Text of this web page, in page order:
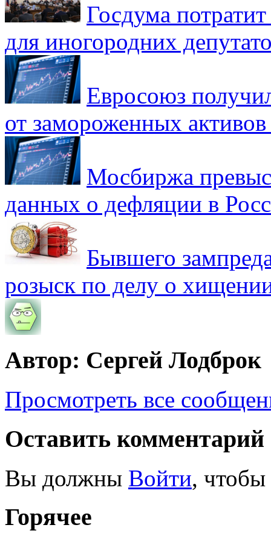
Госдума
для иногородних
Евросоюз
от замороженных
Мосбиржа
данных о дефляции в
Бывшего
розыск по делу о
Автор: Сергей Лодброк
Просмотреть все
Оставить комментарий
Вы должны Войти, чтобы
Горячее